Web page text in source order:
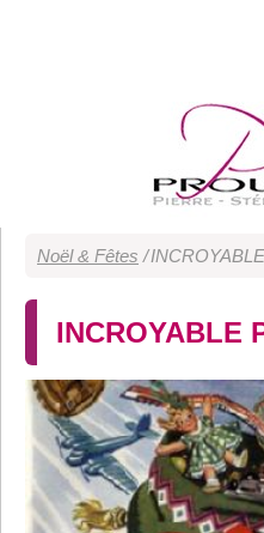
Noël & Fêtes /
INCROYABLE